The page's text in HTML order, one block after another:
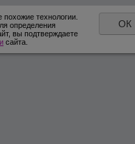
технологии.
определения
вы подтверждаете
сайта.
ОК